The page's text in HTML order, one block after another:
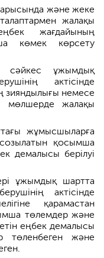
және жеке
жалақы
жағдайының
көмек көрсету
сәйкес ұжымдық
актісінде
зияндылығы немесе
мөлшерде жалақы
жұмысшыларға
созылатын қосымша
демалысы берілуі
ұжымдық шартта
актісінде
қарамастан
төлемдер және
еңбек демалысы
төленбеген және